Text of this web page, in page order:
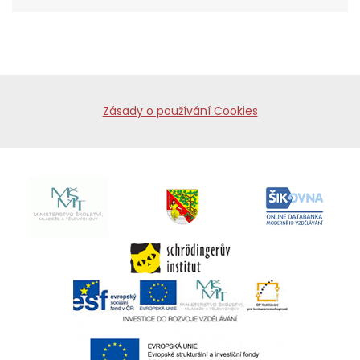
Zásady o používání Cookies